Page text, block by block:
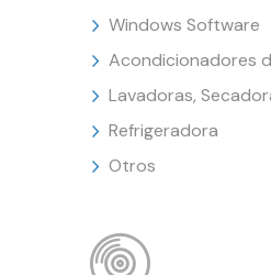
Windows Software
Acondicionadores
Lavadoras,
Refrigeradora
Otros